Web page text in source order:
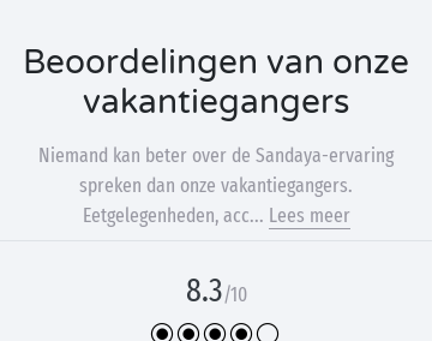
Beoordelingen van onze
vakantiegangers
Niemand kan beter over de Sandaya-ervaring
spreken dan onze vakantiegangers.
Eetgelegenheden, acc... Lees meer
8.3/10